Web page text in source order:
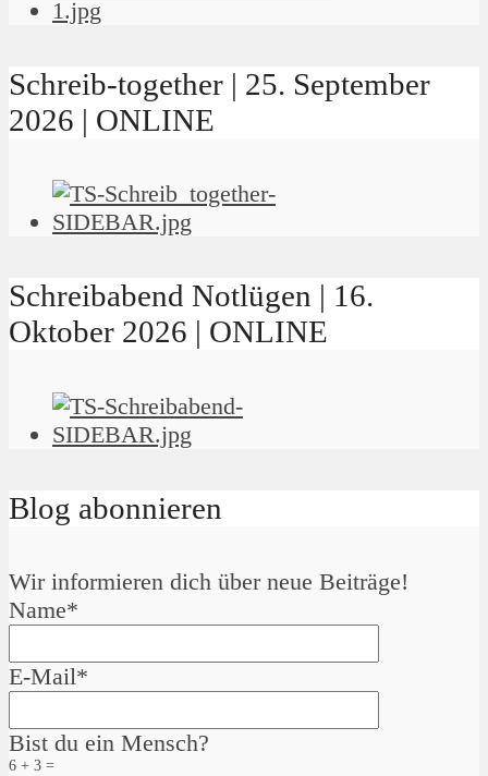
Schreib-together | 25. September
2026 | ONLINE
Schreibabend Notlügen | 16.
Oktober 2026 | ONLINE
Blog abonnieren
Wir informieren dich über neue Beiträge!
Name*
E-Mail*
Bist du ein Mensch?
6 + 3 =